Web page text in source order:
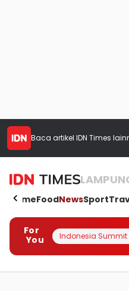
Baca artikel IDN Times
HomeFoodNewsSport
For
You
Indonesia Summit